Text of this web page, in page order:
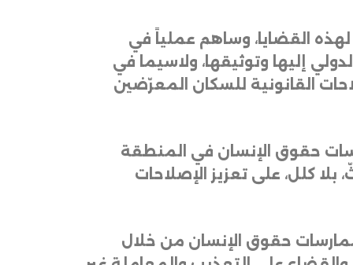
لهذه القضايا، وساهم عملياً في
إليها وتوثيقها، ولاسيما في
القانونية للسكان المعرّضين
حقوق الإنسان في
المنطقة
بلا كلل، على تعزيز الإصلاحات
حقوق الإنسان من خلال